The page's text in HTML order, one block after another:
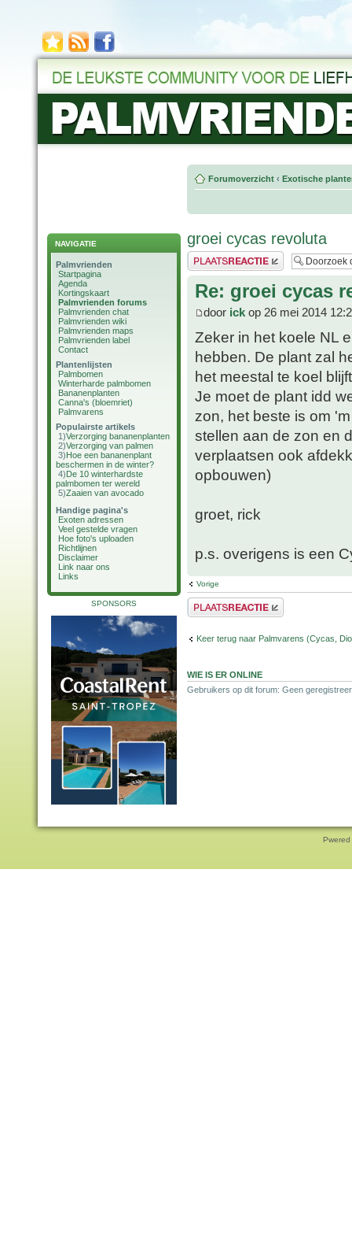
NAVIGATIE
Palmvrienden
Startpagina
Agenda
Kortingskaart
Palmvrienden forums
Palmvrienden chat
Palmvrienden wiki
Palmvrienden maps
Palmvrienden label
Contact
Plantenlijsten
Palmbomen
Winterharde palmbomen
Bananenplanten
Canna's (bloemriet)
Palmvarens
Populairste artikels
1)Verzorging bananenplanten
2)Verzorging van palmen
3)Hoe een bananenplant
beschermen in de winter?
4)De 10 winterhardste
palmbomen ter wereld
5)Zaaien van avocado
Handige pagina's
Exoten adressen
Veel gestelde vragen
Hoe foto's uploaden
Richtlijnen
Disclaimer
Link naar ons
Links
SPONSORS
Forumoverzicht ‹ Exotische
groei cycas revoluta
Plaats een reactie
Re: groei cycas
door ick op 26 mei 2014
Zeker in het koele NL
hebben. De plant zal
het meestal te koel
Je moet de plant idd
zon, het beste is om
stellen aan de zon en
verplaatsen ook
opbouwen)
groet, rick
p.s. overigens is een
Vorige
Plaats een reactie
Keer terug naar Palmvarens (Cycas,
WIE IS ER ONLINE
Gebruikers op dit forum: Geen